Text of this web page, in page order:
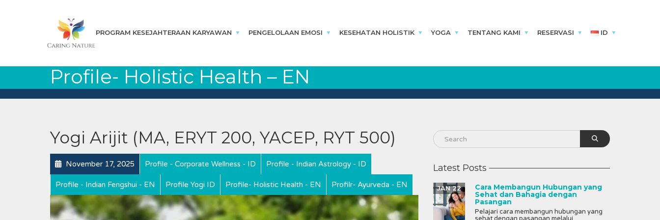
PROGRAM KESEJAHTERAAN KARYAWAN PENGELOLAAN EMOSI KESEHATAN HOLISTIK YOGA TENTANG KAMI RESERVASI ID
Profile- Holistic Health – EN
Yogi Arijit (MA, ERYT 200, YACEP, RYT 500)
November 17, 2025 Profile - Corporate Wellness - ID Profile - Indian Astrology - ID
Profile - Indian Fengshui - EN Profile Yogi ID Profile- Holistic Health - EN Profilr- Ayurveda - EN
Latest Posts
Cara Membangun Hubungan yang
Sehat dan Bahagia dengan
Pasangan
JAN 22
Pelajari cara membangun hubungan yang